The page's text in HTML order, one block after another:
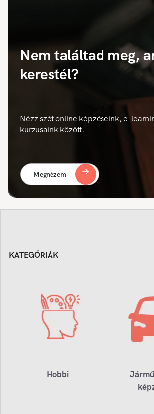
Nem találtad meg,
kerestél?
Nézz szét online képzéseink, e-
kurzusaink között.
Megnézem
KATEGÓRIÁK
Hobbi